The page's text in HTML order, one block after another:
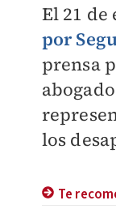
El 21 de
por
prensa
los
Te